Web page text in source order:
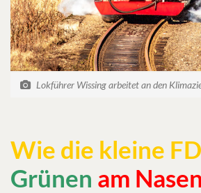
Lokführer Wissing arbeitet an den
Wie die kleine
Grünen am